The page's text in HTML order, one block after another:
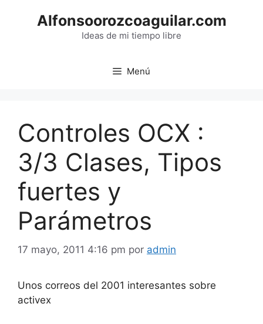
Alfonsoorozcoaguilar.com
Ideas de mi tiempo libre
Menú
Controles OCX :
3/3 Clases, Tipos
fuertes y
Parámetros
17 mayo, 2011 4:16 pm por admin
Unos correos del 2001 interesantes sobre
activex